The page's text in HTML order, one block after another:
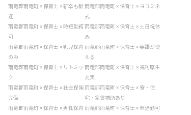
雨竜郡雨竜町 × 保育士 × 新卒も歓
迎
雨竜郡雨竜町 × 保育士 × ヨコミネ
式
雨竜郡雨竜町 × 保育士 × 時短勤務
可
雨竜郡雨竜町 × 保育士 × 土日祝休
み
雨竜郡雨竜町 × 保育士 × 乳児保育
のみ
雨竜郡雨竜町 × 保育士 × 英語が使
える
雨竜郡雨竜町 × 保育士 × リトミッ
ク
雨竜郡雨竜町 × 保育士 × 福利厚生
充実
雨竜郡雨竜町 × 保育士 × 社会保険
完備
雨竜郡雨竜町 × 保育士 × 寮・住
宅・家賃補助あり
雨竜郡雨竜町 × 保育士 × 男性保育 雨竜郡雨竜町 × 保育士 × 車通勤可